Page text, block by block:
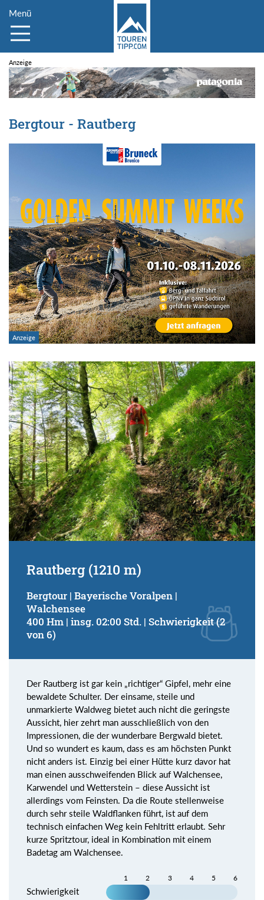
Menü
Bergtour - Rautberg
Rautberg (1210 m)
Bergtour | Bayerische Voralpen |
Walchensee
400 Hm | insg. 02:00 Std. | Schwierigkeit (2
von 6)
Der Rautberg ist gar kein „richtiger“ Gipfel, mehr eine
bewaldete Schulter. Der einsame, steile und
unmarkierte Waldweg bietet auch nicht die geringste
Aussicht, hier zehrt man ausschließlich von den
Impressionen, die der wunderbare Bergwald bietet.
Und so wundert es kaum, dass es am höchsten Punkt
nicht anders ist. Einzig bei einer Hütte kurz davor hat
man einen ausschweifenden Blick auf Walchensee,
Karwendel und Wetterstein – diese Aussicht ist
allerdings vom Feinsten. Da die Route stellenweise
durch sehr steile Waldflanken führt, ist auf dem
technisch einfachen Weg kein Fehltritt erlaubt. Sehr
kurze Spritztour, ideal in Kombination mit einem
Badetag am Walchensee.
1 2 3 4 5 6
Schwierigkeit